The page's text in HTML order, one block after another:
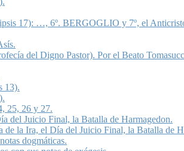
17): …, 6º. BERGOGLIO y 7º, el
del Digno Pastor). Por el Beato
13).
25, 26 y 27.
del Juicio Final, la Batalla de Harmagedon.
la Ira, el Día del Juicio Final, la Batalla de
dogmáticas.